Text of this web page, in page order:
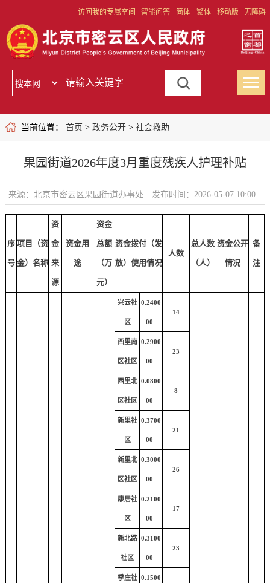
访问我的专属空间 智能问答 简体 繁体 移动版 无障碍
当前位置： 首页 > 政务公开> 社会救助
果园街道2026年度3月重度残疾人护理补贴
来源：北京市密云区果园街道办事处 发布时间：2026-05-07 10:00
序
号
项目（资
金）名称
资
金
来
源
资金用
途
资金
总额
（万
元）
资金拨付（发
放）使用情况
人数
总人数
（人）
资金公开
情况
备
注
兴云社
区
0.2400
00
14
西里南
区社区
0.2900
00
23
西里北
区社区
0.0800
00
8
新里社
区
0.3700
00
21
新里北
区社区
0.3000
00
26
康居社
区
0.2100
00
17
新北路
社区
0.3100
00
23
季庄社 0.1500